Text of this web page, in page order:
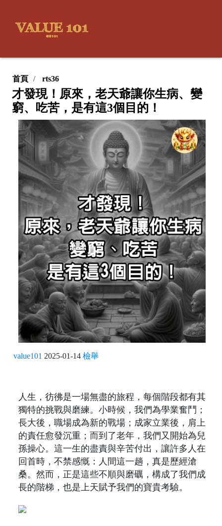
首頁 rts36
才發現！原來，老天爺讓你生病、變
窮、吃苦，是有這3個目的！
value101 2025-01-14 檢舉
人生，彷彿是一場無盡的旅程，每個階段都有其
獨特的挑戰與磨練。小時候，我們為學業奮鬥；
長大後，職場成為新的戰場；成家立業後，肩上
的責任愈發沉重；而到了老年，我們又開始為兒
孫操心。這一生的盡責與辛苦付出，讓許多人在
回首時，不禁感慨：人間這一趟，真是歷經滄
桑。然而，正是這些不順與磨礪，構成了我們成
長的階梯，也是上天賦予我們的寶貴考驗。